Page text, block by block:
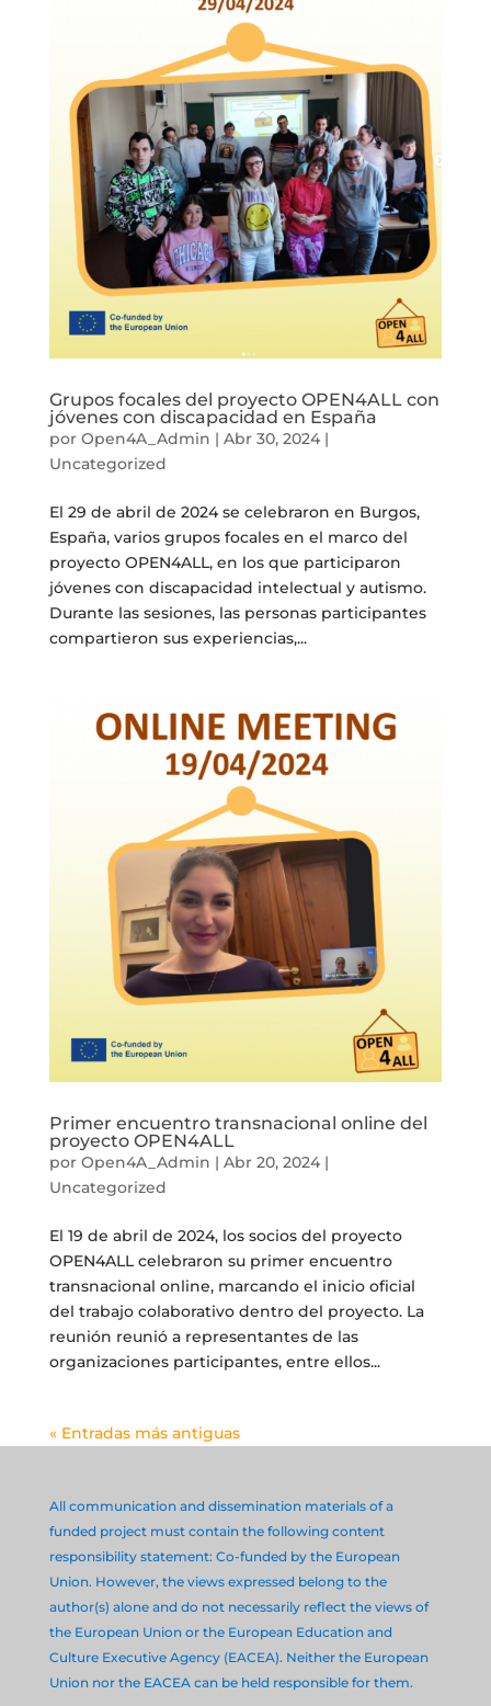
Grupos focales del proyecto OPEN4ALL con
jóvenes con discapacidad en España
por Open4A_Admin | Abr 30, 2024|
Uncategorized
El 29 de abril de 2024 se celebraron en Burgos,
España, varios grupos focales en el marco del
proyecto OPEN4ALL, en los que participaron
jóvenes con discapacidad intelectual y autismo.
Durante las sesiones, las personas participantes
compartieron sus experiencias,...
Primer encuentro transnacional online del
proyecto OPEN4ALL
por Open4A_Admin | Abr 20, 2024|
Uncategorized
El 19 de abril de 2024, los socios del proyecto
OPEN4ALL celebraron su primer encuentro
transnacional online, marcando el inicio oficial
del trabajo colaborativo dentro del proyecto. La
reunión reunió a representantes de las
organizaciones participantes, entre ellos...
« Entradas más antiguas
All communication and dissemination materials of a
funded project must contain the following content
responsibility statement: Co-funded by the European
Union. However, the views expressed belong to the
author(s) alone and do not necessarily reflect the views of
the European Union or the European Education and
Culture Executive Agency (EACEA). Neither the European
Union nor the EACEA can be held responsible for them.